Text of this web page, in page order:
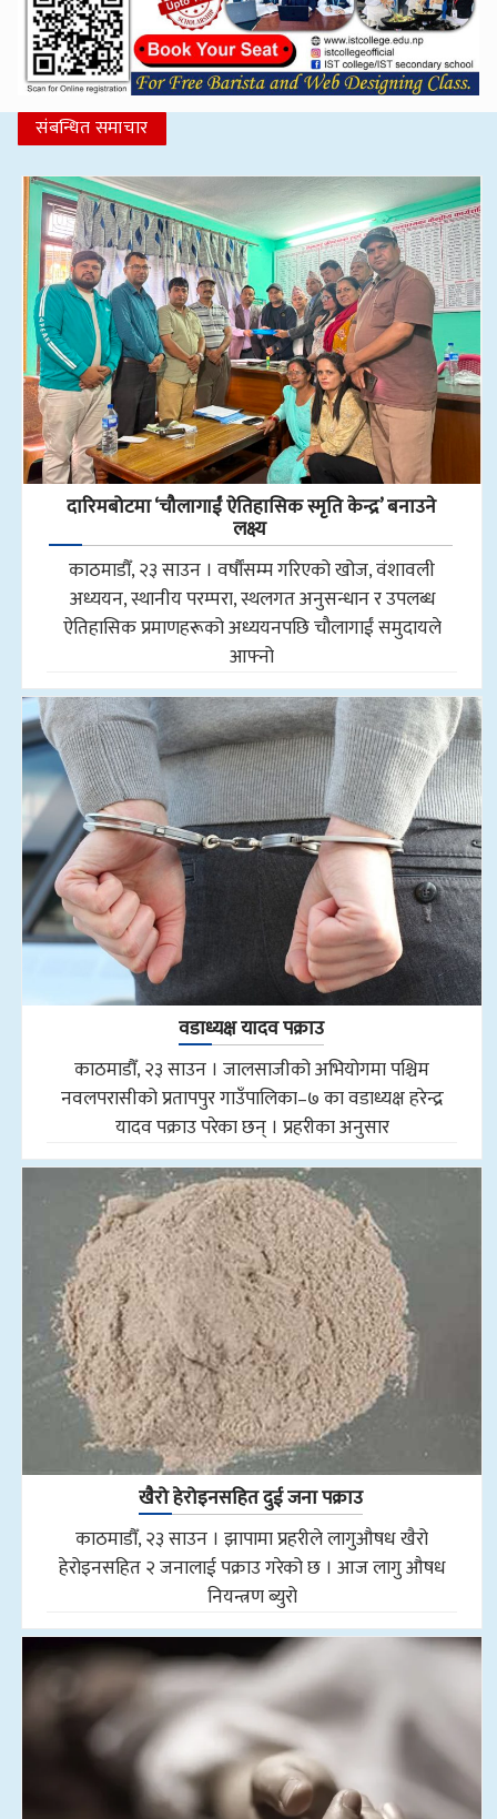
संबन्धित समाचार
दारिमबोटमा ‘चौलागाईं ऐतिहासिक स्मृति केन्द्र’ बनाउने
लक्ष्य
काठमाडौँ, २३ साउन । वर्षौंसम्म गरिएको खोज, वंशावली
अध्ययन, स्थानीय परम्परा, स्थलगत अनुसन्धान र उपलब्ध
ऐतिहासिक प्रमाणहरूको अध्ययनपछि चौलागाईं समुदायले
आफ्नो
वडाध्यक्ष यादव पक्राउ
काठमाडौँ, २३ साउन । जालसाजीको अभियोगमा पश्चिम
नवलपरासीको प्रतापपुर गाउँपालिका–७ का वडाध्यक्ष हरेन्द्र
यादव पक्राउ परेका छन् । प्रहरीका अनुसार
खैरो हेरोइनसहित दुई जना पक्राउ
काठमाडौँ, २३ साउन । झापामा प्रहरीले लागुऔषध खैरो
हेरोइनसहित २ जनालाई पक्राउ गरेको छ । आज लागु औषध
नियन्त्रण ब्युरो